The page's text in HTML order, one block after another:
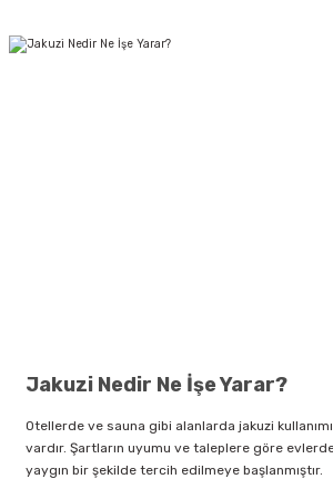
Jakuzi Nedir Ne İşe Yarar?
Otellerde ve sauna gibi alanlarda jakuzi
vardır. Şartların uyumu ve taleplere göre evlerde
yaygın bir şekilde tercih edilmeye başlanmıştır.